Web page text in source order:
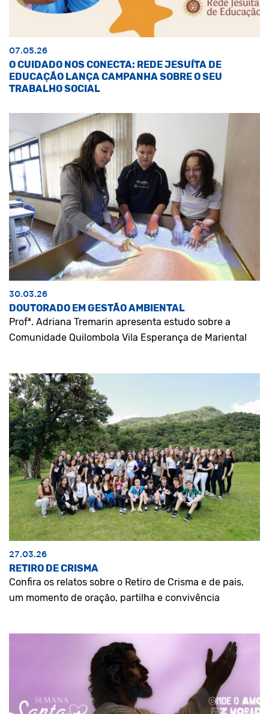
07.05.26
O CUIDADO NOS CONECTA: REDE JESUÍTA DE
EDUCAÇÃO LANÇA CAMPANHA SOBRE O SEU
TRABALHO SOCIAL
30.03.26
DOUTORADO EM GESTÃO AMBIENTAL
Profª. Adriana Tremarin apresenta estudo sobre a
Comunidade Quilombola Vila Esperança de Mariental
27.03.26
RETIRO DE CRISMA
Confira os relatos sobre o Retiro de Crisma e de pais,
um momento de oração, partilha e convivência